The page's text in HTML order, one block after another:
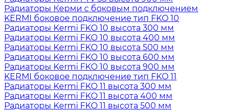
Радиаторы Керми с боковым подключением
KERMI боковое подключение тип FKO 10
Радиаторы Kermi FKO 10 высота 300 мм
Радиаторы Kermi FKO 10 высота 400 мм
Радиаторы Kermi FKO 10 высота 500 мм
Радиаторы Kermi FKO 10 высота 600 мм
Радиаторы Kermi FKO 10 высота 900 мм
KERMI боковое подключение тип FKO 11
Радиаторы Kermi FKO 11 высота 300 мм
Радиаторы Kermi FKO 11 высота 400 мм
Радиаторы Kermi FKO 11 высота 500 мм